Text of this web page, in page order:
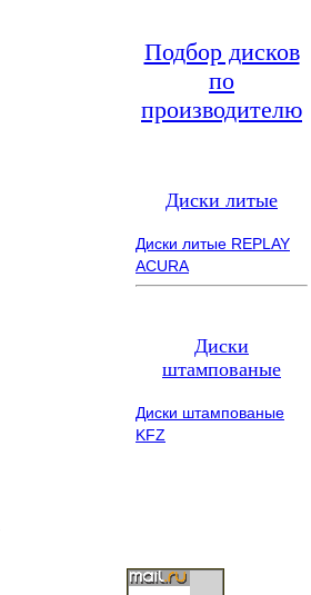
Подбор дисков
по
производителю
Диски литые
Диски литые REPLAY
ACURA
Диски
штампованые
Диски штампованые
KFZ